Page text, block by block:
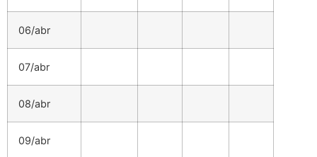
06/abr
07/abr
08/abr
09/abr